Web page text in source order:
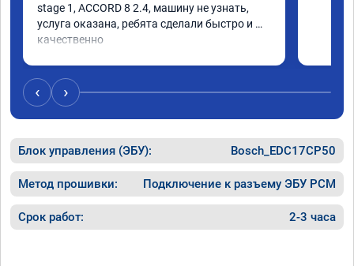
stage 1, ACCORD 8 2.4, машину не узнать,
услуга оказана, ребята сделали быстро и
качественно
‹ ›
Блок управления (ЭБУ): Bosch_EDC17CP50
Метод прошивки: Подключение к разъему ЭБУ PCM
Срок работ: 2-3 часа